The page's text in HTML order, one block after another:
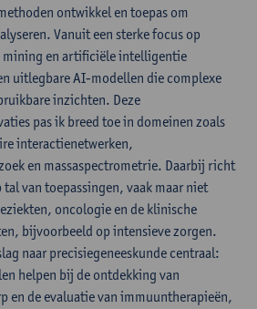
ontwikkel en toepas om
Vanuit een sterke focus op
mining en artificiële intelligentie
uitlegbare AI-modellen die complexe
inzichten. Deze
pas ik breed toe in domeinen zoals
interactienetwerken,
en massaspectrometrie. Daarbij richt
van toepassingen, vaak maar niet
oncologie en de klinische
bijvoorbeeld op intensieve zorgen.
naar precisiegeneeskunde centraal:
helpen bij de ontdekking van
en de evaluatie van immuuntherapieën,